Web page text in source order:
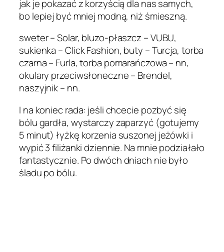
jak je pokazać z korzyścią dla nas samych,
bo lepiej być mniej modną, niż śmieszną.
sweter – Solar, bluzo-płaszcz – VUBU,
sukienka – Click Fashion, buty – Turcja, torba
czarna – Furla, torba pomarańczowa – nn,
okulary przeciwsłoneczne – Brendel,
naszyjnik – nn.
I na koniec rada: jeśli chcecie pozbyć się
bólu gardła, wystarczy zaparzyć (gotujemy
5 minut) łyżkę korzenia suszonej jeżówki i
wypić 3 filiżanki dziennie. Na mnie podziałało
fantastycznie. Po dwóch dniach nie było
śladu po bólu.